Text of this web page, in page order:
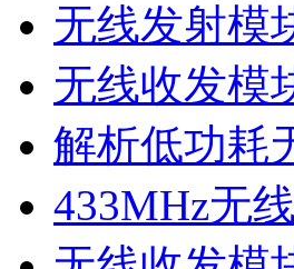
无线发射模
无线收发模
解析低功耗
433MHz无